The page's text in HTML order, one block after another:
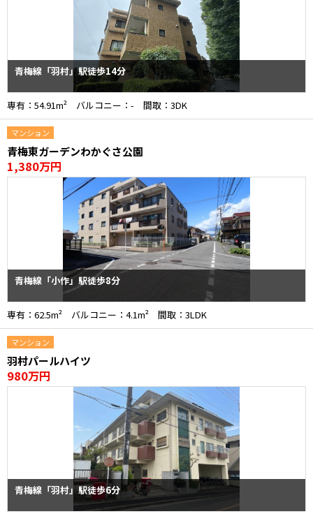
青梅線「羽村」駅徒歩14分
専有：54.91m² バルコニー：- 間取：3DK
マンション
青梅東ガーデンわかぐさ公園
1,380万円
青梅線「小作」駅徒歩8分
専有：62.5m² バルコニー：4.1m² 間取：3LDK
マンション
羽村パールハイツ
980万円
青梅線「羽村」駅徒歩6分